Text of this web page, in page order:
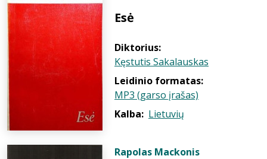
Esė
Diktorius:
Kęstutis Sakalauskas
Leidinio formatas:
MP3 (garso įrašas)
Kalba: Lietuvių
Rapolas Mackonis